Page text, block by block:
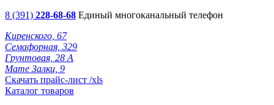
8 (391) 228-68-68 Единый многоканальный телефон
Киренского, 67
Семафорная, 329
Грунтовая, 28 А
Мате Залки, 9
Скачать прайс-лист /xls
Каталог товаров